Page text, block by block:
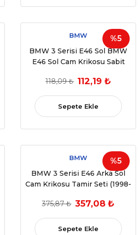
%5
BMW
BMW 3 Serisi E46 Sol BMW
E46 Sol Cam Krikosu Sabit
118,09 ₺ 112,19 ₺
Sepete Ekle
%5
BMW
BMW 3 Serisi E46 Arka Sol
Cam Krikosu Tamir Seti (1998-
375,87 ₺ 357,08 ₺
Sepete Ekle